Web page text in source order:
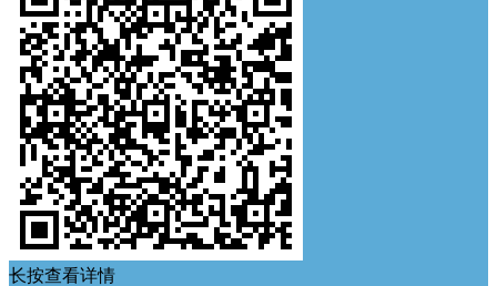
长按查看详情